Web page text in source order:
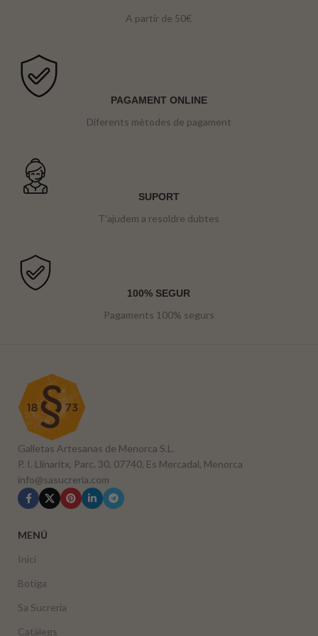
A partir de 50€
PAGAMENT ONLINE
Diferents mètodes de pagament
SUPORT
T'ajudem a resoldre dubtes
100% SEGUR
Pagaments 100% segurs
Galletas Artesanas de Menorca S.L.
P. I. Llinaritx, Parc. 30, 07740, Es Mercadal, Menorca
info@sasucreria.com
MENÚ
Inici
Botiga
Sa Sucreria
Catàlegs